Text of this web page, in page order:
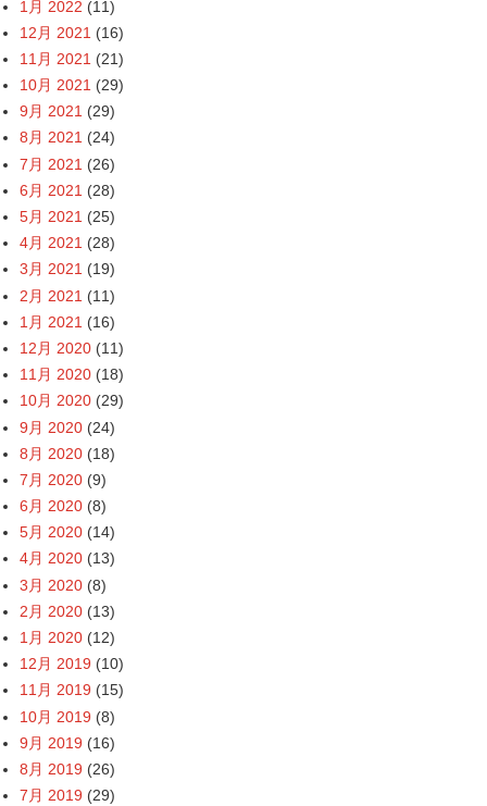
1月 2022 (11)
12月 2021 (16)
11月 2021 (21)
10月 2021 (29)
9月 2021 (29)
8月 2021 (24)
7月 2021 (26)
6月 2021 (28)
5月 2021 (25)
4月 2021 (28)
3月 2021 (19)
2月 2021 (11)
1月 2021 (16)
12月 2020 (11)
11月 2020 (18)
10月 2020 (29)
9月 2020 (24)
8月 2020 (18)
7月 2020 (9)
6月 2020 (8)
5月 2020 (14)
4月 2020 (13)
3月 2020 (8)
2月 2020 (13)
1月 2020 (12)
12月 2019 (10)
11月 2019 (15)
10月 2019 (8)
9月 2019 (16)
8月 2019 (26)
7月 2019 (29)